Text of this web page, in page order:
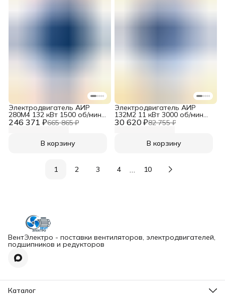
246 371 ₽665 865 ₽
Электродвигатель АИР
280M4 132 кВт 1500 об/мин
380/660V B3
В корзину
30 620 ₽82 755 ₽
Электродвигатель АИР
132M2 11 кВт 3000 об/мин
380/660V B35
В корзину
1 2 3 4 … 10
ВентЭлектро - поставки вентиляторов, электродвигателей,
подшипников и редукторов
Каталог